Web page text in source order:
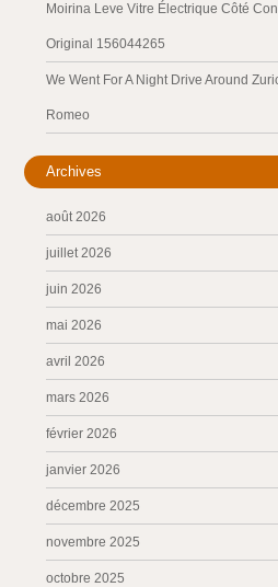
Moirina Leve Vitre Électrique Côté
Original 156044265
We Went For A Night Drive Around
Romeo
Archives
août 2026
juillet 2026
juin 2026
mai 2026
avril 2026
mars 2026
février 2026
janvier 2026
décembre 2025
novembre 2025
octobre 2025